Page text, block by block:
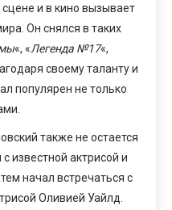
и в кино вызывает
Он снялся в таких
«, «Легенда №17«,
своему таланту и
популярен не только
также не остается
известной актрисой и
начал встречаться с
Оливией Уайлд.